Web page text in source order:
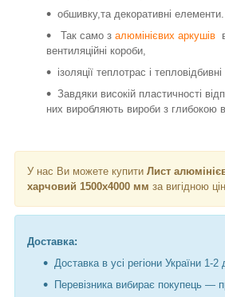
обшивку,та декоративні елементи.
Так само з алюмінієвих аркушів
вентиляційні короби,
ізоляції теплотрас і
Завдяки високій пластичності
них виробляють вироби з глибокою
У нас Ви можете купити Лист
харчовий 1500х4000 мм за вигідною
Доставка:
Доставка в усі регіони України 1-2
Перевізника вибирає покупець —